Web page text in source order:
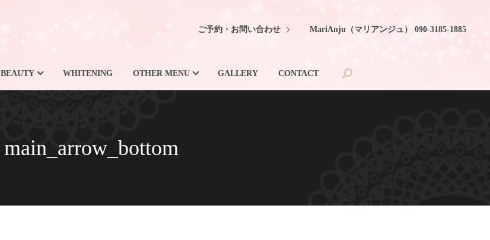
ご予約・お問い合わせ MariAnju（マリアンジュ） 090-3185-1885
BEAUTY WHITENING OTHER MENU GALLERY CONTACT
main_arrow_bottom